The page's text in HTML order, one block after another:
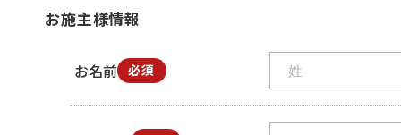
お施主様情報
お名前 必須